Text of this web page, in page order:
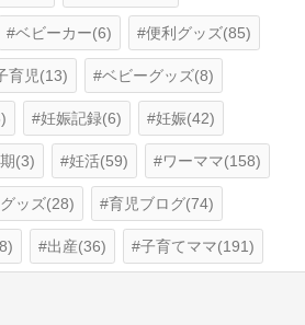
ベビーカー(6) 便利グッズ(85)
育児(13) ベビーグッズ(8)
妊娠記録(6) 妊娠(42)
(3) 妊活(59) ワーママ(158)
ッズ(28) 育児ブログ(74)
出産(36) 子育てママ(191)